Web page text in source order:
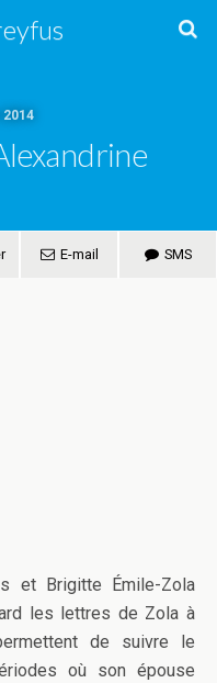
E-mail SMS
et Brigitte Émile-Zola
les lettres de Zola à
de suivre le
où son épouse